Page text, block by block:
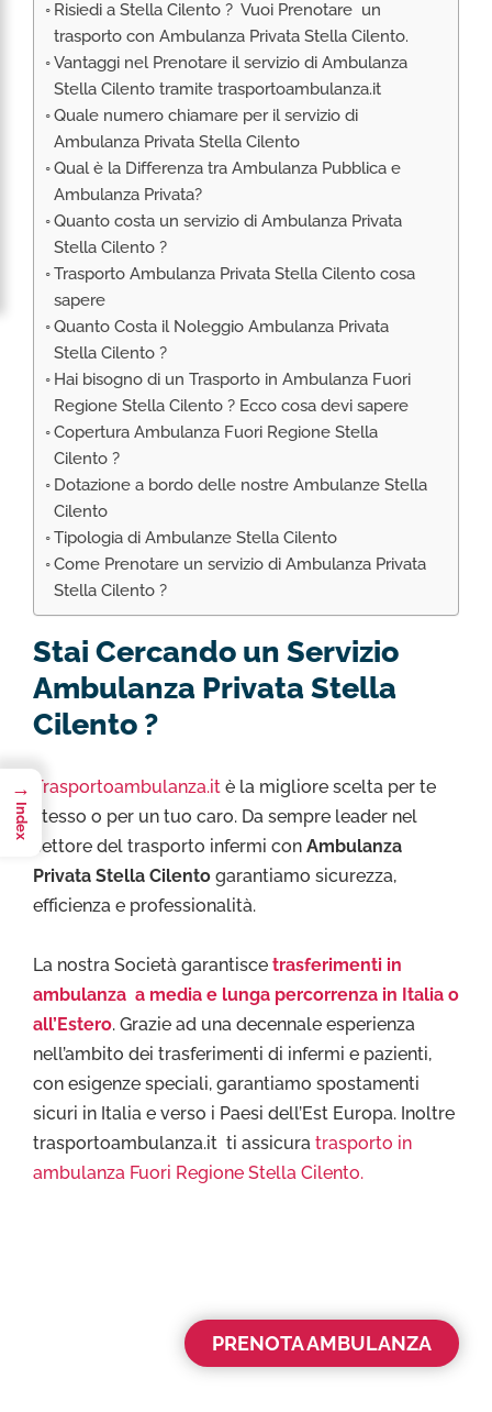
RIMPATRIO SANITARIO ITALIA
AMBULANZA SET CINEMATOGRAFICI
VOLO SANITARIO
TRASPORTO SANITARIO: VOLI DI LINEA,
ELIAMBULANZA ED AMBULANZA
TRASPORTO ECMO O CIRCOLAZIONE
EXTRACORPOREA
TRASPORTO PER NEONATI E PEDIATRICO
Risiedi a Stella Cilento ? Vuoi Prenotare un
trasporto con Ambulanza Privata Stella Cilento.
Vantaggi nel Prenotare il servizio di Ambulanza
Stella Cilento tramite trasportoambulanza.it
Quale numero chiamare per il servizio di
Ambulanza Privata Stella Cilento
Qual è la Differenza tra Ambulanza Pubblica e
Ambulanza Privata?
Quanto costa un servizio di Ambulanza Privata
Stella Cilento ?
Trasporto Ambulanza Privata Stella Cilento cosa
sapere
Quanto Costa il Noleggio Ambulanza Privata
Stella Cilento ?
Hai bisogno di un Trasporto in Ambulanza Fuori
Regione Stella Cilento ? Ecco cosa devi sapere
Copertura Ambulanza Fuori Regione Stella
Cilento ?
Dotazione a bordo delle nostre Ambulanze Stella
Cilento
Tipologia di Ambulanze Stella Cilento
Come Prenotare un servizio di Ambulanza Privata
Stella Cilento ?
Stai Cercando un Servizio
Ambulanza Privata Stella
Cilento ?
Trasportoambulanza.it è la migliore scelta per te
stesso o per un tuo caro. Da sempre leader nel
settore del trasporto infermi con Ambulanza
Privata Stella Cilento garantiamo sicurezza,
efficienza e professionalità.
La nostra Società garantisce trasferimenti in
ambulanza a media e lunga percorrenza in Italia o
all’Estero. Grazie ad una decennale esperienza
nell’ambito dei trasferimenti di infermi e pazienti,
con esigenze speciali, garantiamo spostamenti
sicuri in Italia e verso i Paesi dell’Est Europa. Inoltre
trasportoambulanza.it ti assicura trasporto in
ambulanza Fuori Regione Stella Cilento.
PRENOTA AMBULANZA
→
Index